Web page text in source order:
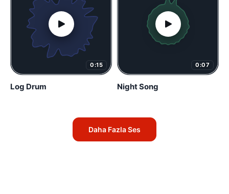
0:15
Log Drum
0:07
Night Song
Daha Fazla Ses